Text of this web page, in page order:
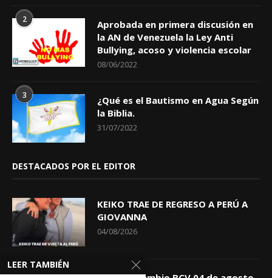
2
Aprobada en primera discusión en
la AN de Venezuela la Ley Anti
Bullying, acoso y violencia escolar
08/06/2022
3
¿Qué es el Bautismo en Agua Según
la Biblia.
31/07/2022
DESTACADOS POR EL EDITOR
KEIKO TRAE DE REGRESO A PERÚ A
GIOVANNA
04/08/2026
LEER TAMBIÉN